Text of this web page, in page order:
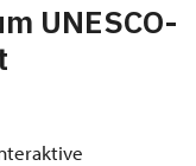
UNESCO-